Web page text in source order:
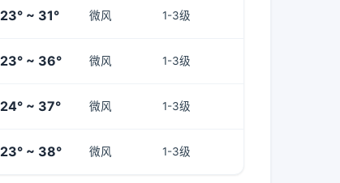
23° ~ 31° 微风 1-3级
23° ~ 36° 微风 1-3级
24° ~ 37° 微风 1-3级
23° ~ 38° 微风 1-3级